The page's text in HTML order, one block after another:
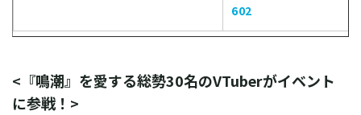
602
<『鳴潮』を愛する総勢30名のVTuberがイベント
に参戦！>